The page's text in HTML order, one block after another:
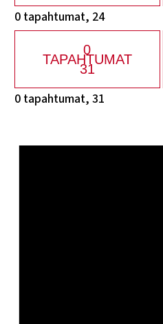
0 tapahtumat, 24
0
TAPAHTUMAT
31
0 tapahtumat,31